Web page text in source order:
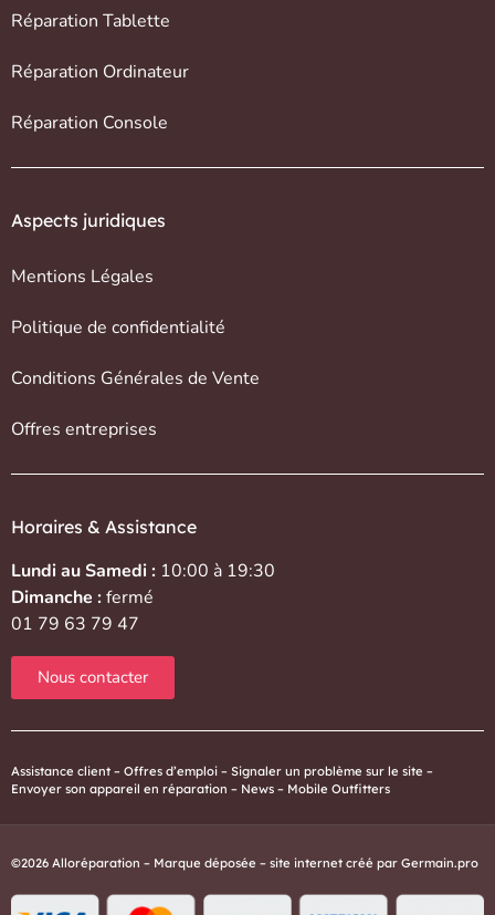
Réparation Tablette
Réparation Ordinateur
Réparation Console
Aspects juridiques
Mentions Légales
Politique de confidentialité
Conditions Générales de Vente
Offres entreprises
Horaires & Assistance
Lundi au Samedi : 10:00 à 19:30
Dimanche :fermé
01 79 63 79 47
Nous contacter
Assistance client – Offres d’emploi – Signaler un problème sur le site –
Envoyer son appareil en réparation – News – Mobile Outfitters
©2026 Alloréparation – Marque déposée – site internet créé par Germain.pro